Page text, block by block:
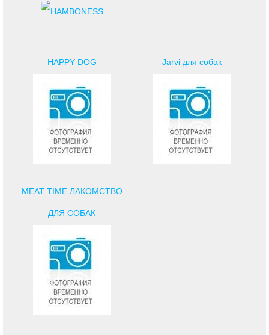
HAPPY DOG Jarvi для собак
MEAT TIME ЛАКОМСТВО
ДЛЯ СОБАК